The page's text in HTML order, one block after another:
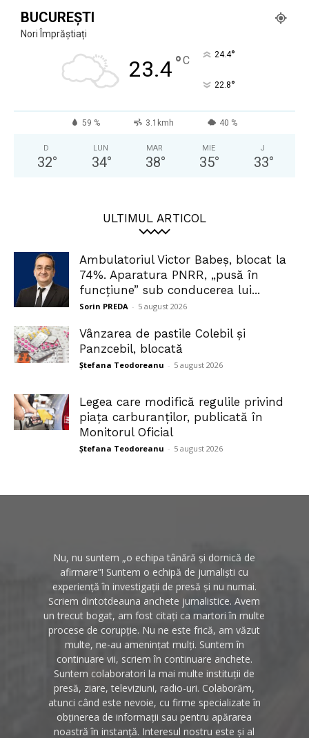
BUCUREȘTI
Nori Împrăștiați
23.4°C 24.4°
22.8°
59 % 3.1kmh 40 %
D
32°
LUN
34°
MAR
38°
MIE
35°
J
33°
ULTIMUL ARTICOL
Ambulatoriul Victor Babeș, blocat la
74%. Aparatura PNRR, „pusă în
funcțiune” sub conducerea lui...
Sorin PREDA - 5 august 2026
Vânzarea de pastile Colebil și
Panzcebil, blocată
Ștefana Teodoreanu - 5 august 2026
Legea care modifică regulile privind
piața carburanților, publicată în
Monitorul Oficial
Ștefana Teodoreanu - 5 august 2026
Nu, nu suntem „o echipa tânără și dornică de
afirmare”! Suntem o echipă de jurnaliști cu
experiență în investigații de presă și nu numai.
Scriem dintotdeauna anchete jurnalistice. Avem
un trecut bogat, am fost citați ca martori în multe
procese de corupție. Nu ne este frică, am văzut
multe, ne-au amenințat mulți. Suntem în
continuare vii, scriem în continuare anchete.
Suntem colaboratori la mai multe instituții de
presă, ziare, televiziuni, radio-uri. Colaborăm,
atunci când este nevoie, cu firme specializate în
obținerea de informații sau pentru apărarea
noastră în instanță. Interesul nostru este și al